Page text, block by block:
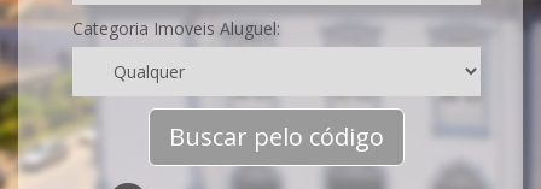
Categoria Imoveis Aluguel:
Buscar pelo código